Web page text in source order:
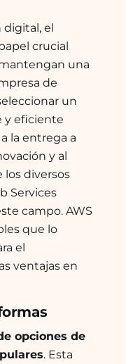
digital, el
crucial
una
de
un
y eficiente
la entrega a
y al
diversos
Services
campo. AWS
que lo
el
ventajas en
opciones de
. Esta